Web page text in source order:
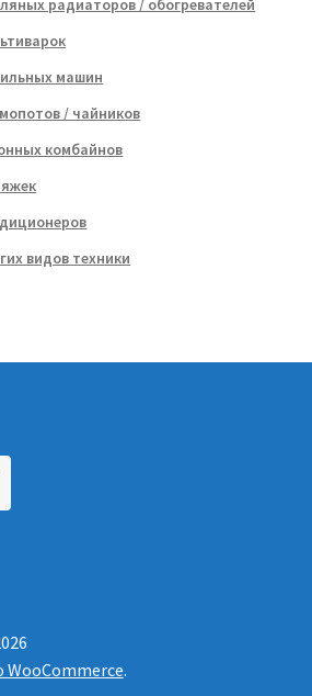
радиаторов / обогревателей
машин
/ чайников
комбайнов
видов техники
.